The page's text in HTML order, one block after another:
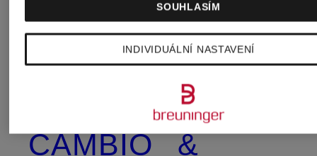
BRUNELLO
CUCINELLI
CAMBIO
MORE
&
INDIVIDUÁLNÍ NASTAVENÍ
SOUHLASÍM